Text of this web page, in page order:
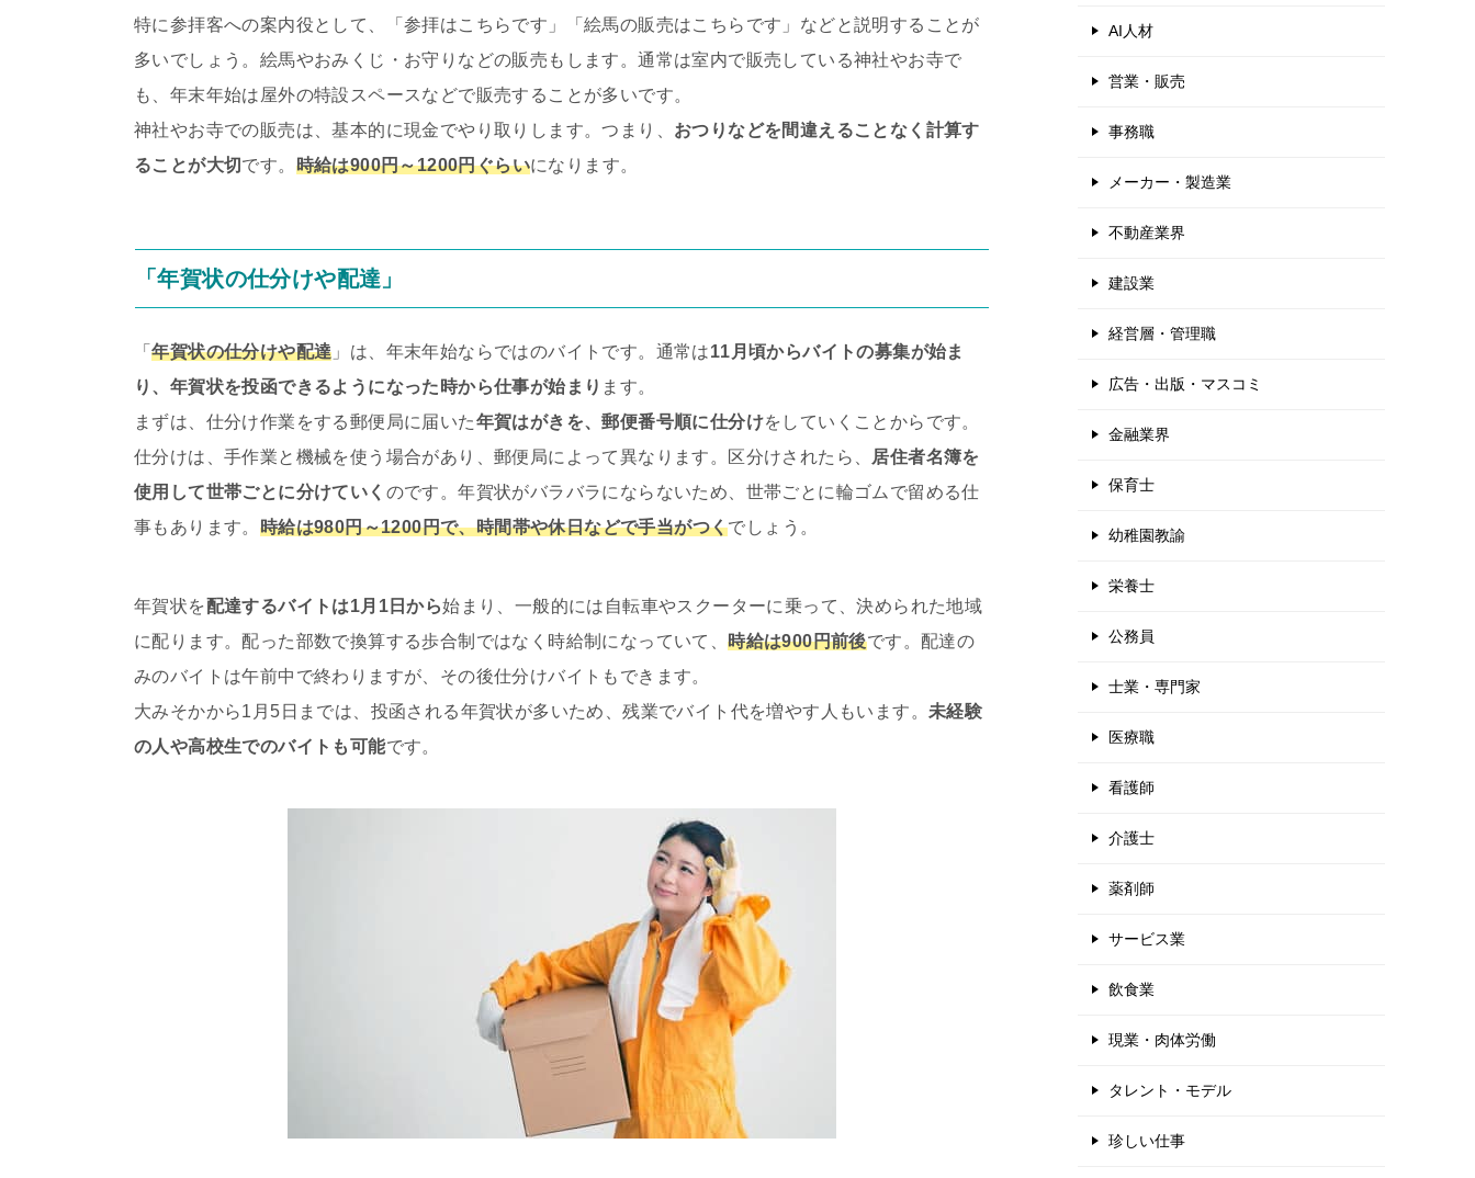
特に参拝客への案内役として、「参拝はこちらです」「絵馬の販売はこちらです」などと説明することが
多いでしょう。絵馬やおみくじ・お守りなどの販売もします。通常は室内で販売している神社やお寺で
も、年末年始は屋外の特設スペースなどで販売することが多いです。
神社やお寺での販売は、基本的に現金でやり取りします。つまり、 おつりなどを間違えることなく計算す
ることが大切 です。 時給は900円～1200円ぐらいになります。
「年賀状の仕分けや配達」
「年賀状の仕分けや配達 」は、年末年始ならではのバイトです。通常は11月頃からバイトの募集が始ま
り、年賀状を投函できるようになった時から仕事が始まり ます。
まずは、仕分け作業をする郵便局に届いた年賀はがきを、郵便番号順に仕分けをしていくことからです。
仕分けは、手作業と機械を使う場合があり、郵便局によって異なります。区分けされたら、 居住者名簿を
使用して世帯ごとに分けていく のです。年賀状がバラバラにならないため、世帯ごとに輪ゴムで留める仕
事もあります。 時給は980円～1200円で、時間帯や休日などで手当がつくでしょう。
年賀状を配達するバイトは1月1日から始まり、一般的には自転車やスクーターに乗って、決められた地域
に配ります。配った部数で換算する歩合制ではなく時給制になっていて、時給は900円前後です。配達の
みのバイトは午前中で終わりますが、その後仕分けバイトもできます。
大みそかから1月5日までは、投函される年賀状が多いため、残業でバイト代を増やす人もいます。未経験
の人や高校生でのバイトも可能です。
AI人材
営業・販売
事務職
メーカー・製造業
不動産業界
建設業
経営層・管理職
広告・出版・マスコミ
金融業界
保育士
幼稚園教諭
栄養士
公務員
士業・専門家
医療職
看護師
介護士
薬剤師
サービス業
飲食業
現業・肉体労働
タレント・モデル
珍しい仕事